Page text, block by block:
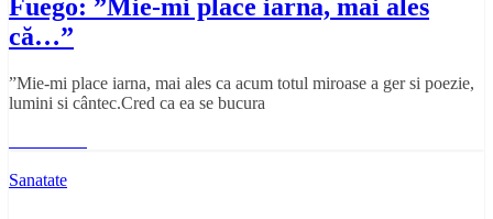
Fuego: ”Mie-mi place iarna, mai ales
că…”
”Mie-mi place iarna, mai ales ca acum totul miroase a ger si poezie,
lumini si cântec.Cred ca ea se bucura
Sanatate